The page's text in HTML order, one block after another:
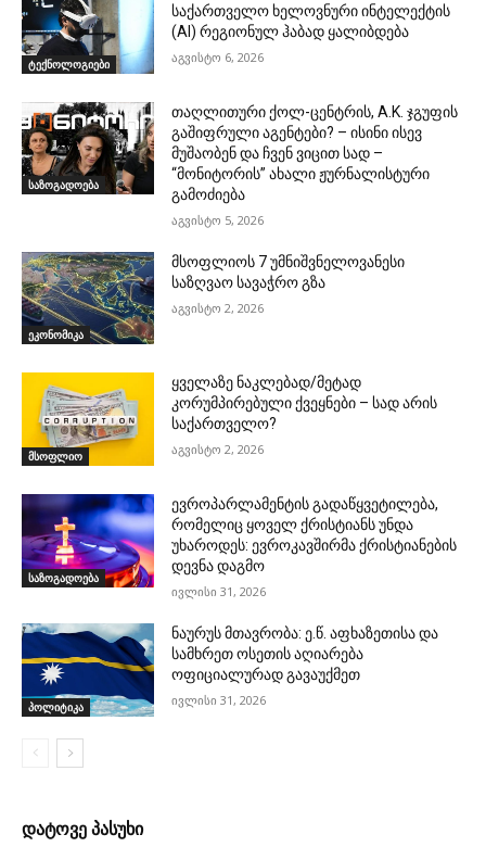
ტექნოლოგიები
საქართველო ხელოვნური ინტელექტის
(AI) რეგიონულ ჰაბად ყალიბდება
აგვისტო 6, 2026
საზოგადოება
თაღლითური ქოლ-ცენტრის, A.K. ჯგუფის
გაშიფრული აგენტები? – ისინი ისევ
მუშაობენ და ჩვენ ვიცით სად –
“მონიტორის” ახალი ჟურნალისტური
გამოძიება
აგვისტო 5, 2026
ეკონომიკა
მსოფლიოს 7 უმნიშვნელოვანესი
საზღვაო სავაჭრო გზა
აგვისტო 2, 2026
მსოფლიო
ყველაზე ნაკლებად/მეტად
კორუმპირებული ქვეყნები – სად არის
საქართველო?
აგვისტო 2, 2026
საზოგადოება
ევროპარლამენტის გადაწყვეტილება,
რომელიც ყოველ ქრისტიანს უნდა
უხაროდეს: ევროკავშირმა ქრისტიანების
დევნა დაგმო
ივლისი 31, 2026
პოლიტიკა
ნაურუს მთავრობა: ე.წ. აფხაზეთისა და
სამხრეთ ოსეთის აღიარება
ოფიციალურად გავაუქმეთ
ივლისი 31, 2026
დატოვე პასუხი